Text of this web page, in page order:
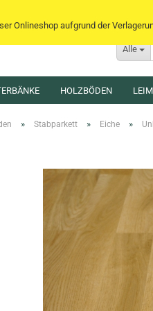
Alle
Onlineshop aufgrund der
HOLZBÖDEN
» Stabparkett » Eiche »